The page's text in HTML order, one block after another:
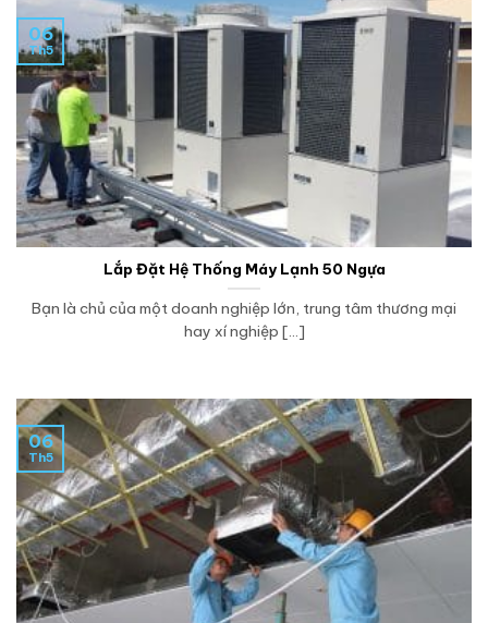
Lắp Đặt Hệ Thống Máy Lạnh 50 Ngựa
Bạn là chủ của một doanh nghiệp lớn, trung tâm thương mại
hay xí nghiệp [...]
06
Th5
06
Th5